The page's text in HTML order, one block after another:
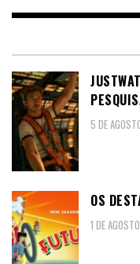
5 DE
OS
1 DE